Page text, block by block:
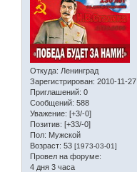
Откуда: Ленинград
Зарегистрирован: 2010-11-27
Приглашений: 0
Сообщений: 588
Уважение: [+3/-0]
Позитив: [+33/-0]
Пол: Мужской
Возраст: 53 [1973-03-01]
Провел на форуме:
4 дня 3 часа